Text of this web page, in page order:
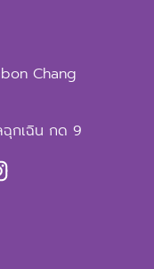
Chang
กเฉิน กด 9